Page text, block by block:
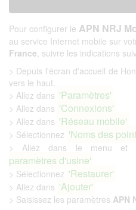
Pour configurer le APN NRJ
au service Internet mobile sur
France, suivre les indications
> Depuis l'écran d'accueil de
vers le haut.
> Allez dans 'Paramètres'
> Allez dans 'Connexions'
> Allez dans 'Réseau mobile'
> Sélectionnez 'Noms des
> Allez dans le menu et
paramètres d'usine'
> Sélectionnez 'Restaurer'
> Allez dans 'Ajouter'
> Saisissez les paramètres APN